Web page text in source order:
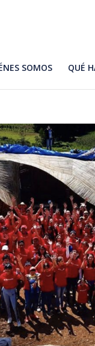
SOMOS QUÉ